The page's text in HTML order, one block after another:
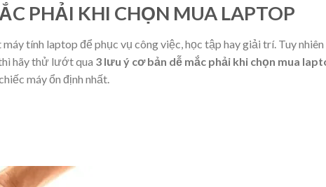
PHẢI KHI CHỌN MUA LAPTOP
tính laptop để phục vụ công việc, học tập hay giải trí. Tuy nhiên
hãy thử lướt qua 3 lưu ý cơ bản dễ mắc phải khi chọn mua
máy ổn định nhất.